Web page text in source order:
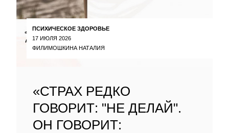
ПСИХИЧЕСКОЕ ЗДОРОВЬЕ
17 ИЮЛЯ 2026
ФИЛИМОШКИНА НАТАЛИЯ
«СТРАХ РЕДКО
ГОВОРИТ: "НЕ ДЕЛАЙ".
ОН ГОВОРИТ: